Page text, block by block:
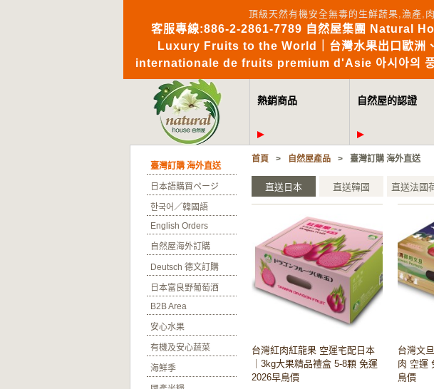
頂級天然有機安全無毒的生鮮蔬果,漁產
客服專線:886-2-2861-7789 自然屋集團 Natural
Luxury Fruits to the World｜台灣水果出口歐洲
internationale de fruits premium d'Asie 아시아의
熱銷商品 自然屋的認證
臺灣訂購 海外直送
日本語購買ページ
한국어／韓國語
English Orders
自然屋海外訂購
Deutsch 德文訂購
日本富良野葡萄酒
B2B Area
安心水果
有機及安心蔬菜
海鮮季
首頁 > 自然屋產品 > 臺灣訂購 海外直送
直送日本 直送韓國 直送法國
台灣紅肉紅龍果 空運宅配日本
｜3kg大果精品禮盒 5-8顆 免運
2026早鳥價
台灣文
肉 空運
鳥價